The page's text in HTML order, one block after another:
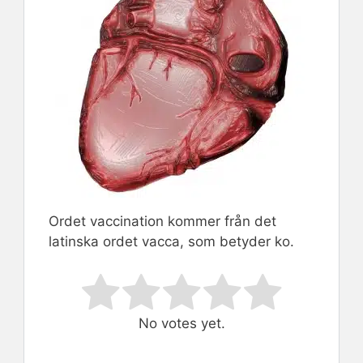
Ordet vaccination kommer från det
latinska ordet vacca, som betyder ko.
Rate this item:
Submit Rating
No votes yet.